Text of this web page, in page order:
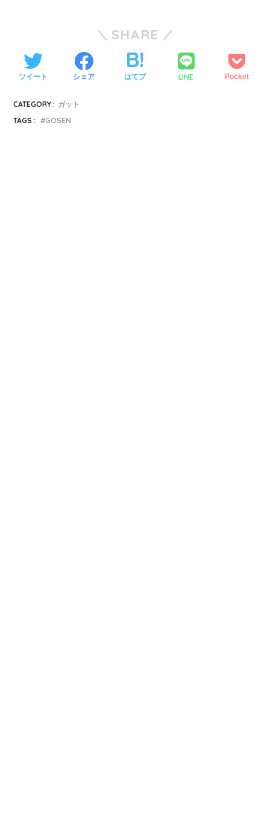
SHARE
ツイート シェア はてブ LINE Pocket
CATEGORY : ガット
TAGS :
GOSEN